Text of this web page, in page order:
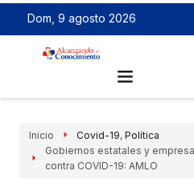
Dom, 9 agosto 2026
Inicio Covid-19, Política
Gobiernos estatales y
contra COVID-19: AMLO